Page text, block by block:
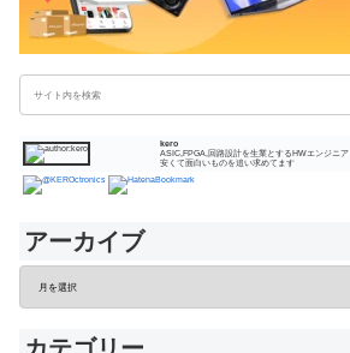
kero
ASIC,FPGA,回路設計を生業とするHWエンジニア
安くて面白いものを追い求めてます
アーカイブ